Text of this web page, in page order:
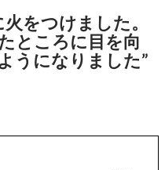
をつけました。
ところに目を向
うになりました”